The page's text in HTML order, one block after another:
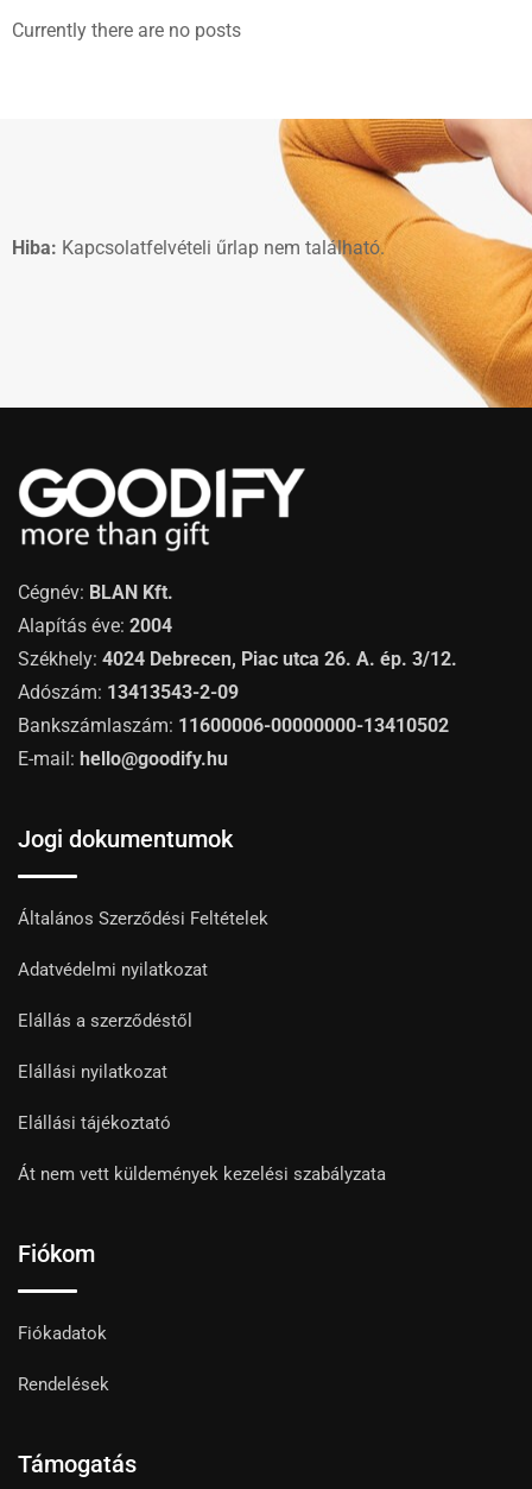
Currently there are no posts
Hiba: Kapcsolatfelvételi űrlap nem található.
Cégnév: BLAN Kft.
Alapítás éve: 2004
Székhely: 4024 Debrecen, Piac utca 26. A. ép. 3/12.
Adószám: 13413543-2-09
Bankszámlaszám: 11600006-00000000-13410502
E-mail: hello@goodify.hu
Jogi dokumentumok
Általános Szerződési Feltételek
Adatvédelmi nyilatkozat
Elállás a szerződéstől
Elállási nyilatkozat
Elállási tájékoztató
Át nem vett küldemények kezelési szabályzata
Fiókom
Fiókadatok
Rendelések
Támogatás